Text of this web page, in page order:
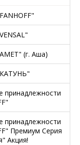
(г. Аша)
принадлежности
принадлежности
Премиум Серия
Акция!